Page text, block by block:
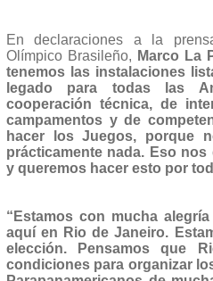
En declaraciones a la
Olímpico Brasileño, Marco La
tenemos las instalaciones
legado para todas las
cooperación técnica, de
campamentos y de
hacer los Juegos, porque
prácticamente nada. Eso
y queremos hacer esto por
“Estamos con mucha
aquí en Rio de Janeiro.
elección. Pensamos que
condiciones para organizar